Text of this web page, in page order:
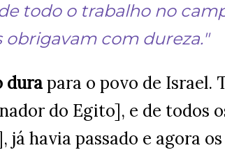
todo o trabalho no
obrigavam com dureza."
durapara o povo de Israel.
do Egito], e de todos
já havia passado e agora